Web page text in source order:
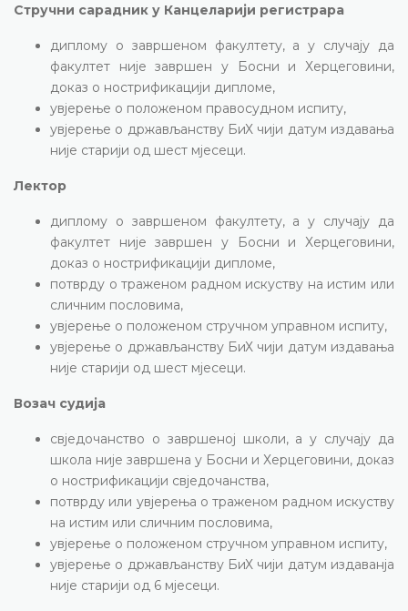
Стручни сарадник у Канцеларији регистрара
диплому о завршеном факултету, а у случају да
факултет није завршен у Босни и Херцеговини,
доказ о нострификацији дипломе,
увјерење о положеном правосудном испиту,
увјерење о држављанству БиХ чији датум издавања
није старији од шест мјесеци.
Лектор
диплому о завршеном факултету, а у случају да
факултет није завршен у Босни и Херцеговини,
доказ о нострификацији дипломе,
потврду о траженом радном искуству на истим или
сличним пословима,
увјерење о положеном стручном управном испиту,
увјерење о држављанству БиХ чији датум издавања
није старији од шест мјесеци.
Возач судија
свједочанство о завршеној школи, а у случају да
школа није завршена у Босни и Херцеговини, доказ
о нострификацији свједочанства,
потврду или увјерења о траженом радном искуству
на истим или сличним пословима,
увјерење о положеном стручном управном испиту,
увјерење о држављанству БиХ чији датум издаванја
није старији од 6 мјесеци.